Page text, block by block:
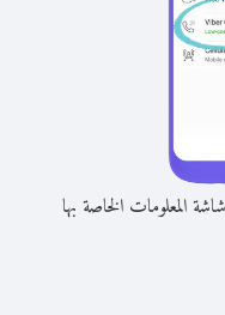
المعلومات الخاصة بها